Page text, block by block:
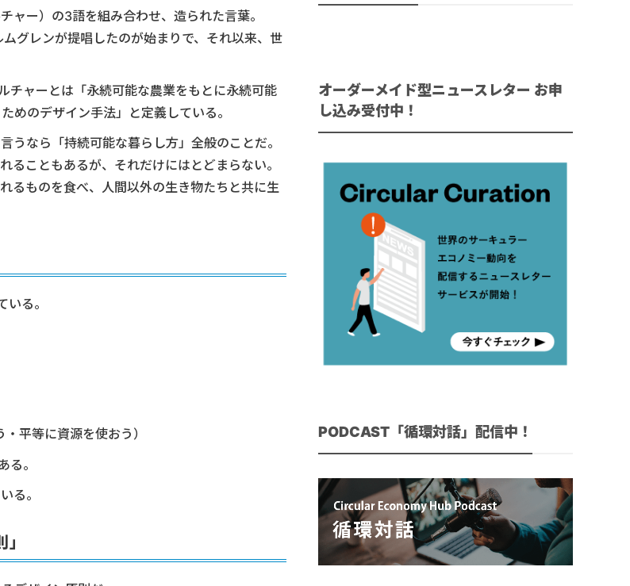
ャー）の3語を組み合わせ、造られた言葉。
グレンが提唱したのが始まりで、それ以来、世
チャーとは「永続可能な農業をもとに永続可能
めのデザイン手法」と定義している。
うなら「持続可能な暮らし方」全般のことだ。
こともあるが、それだけにはとどまらない。
るものを食べ、人間以外の生き物たちと共に生
る。
平等に資源を使おう）
。
る。
オーダーメイド型ニュースレター お申
し込み受付中！
PODCAST「循環対話」配信中！